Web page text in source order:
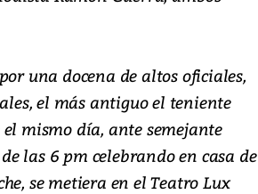
una docena de altos oficiales,
el más antiguo el teniente
mismo día, ante semejante
las 6 pm celebrando en casa de
se metiera en el Teatro Lux